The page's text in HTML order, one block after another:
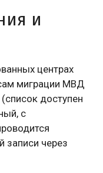
и
центрах
миграции МВД
доступен
с
записи через